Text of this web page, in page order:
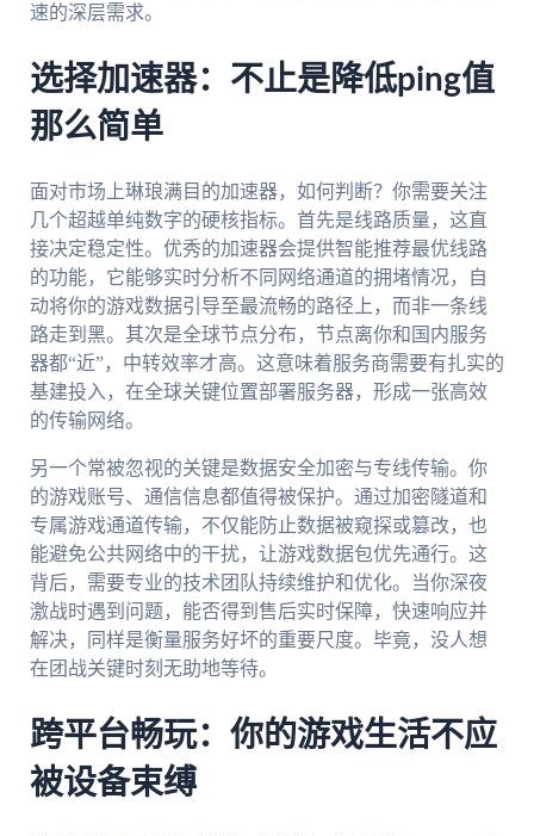
速的深层需求。
选择加速器：不止是降低ping值
那么简单
面对市场上琳琅满目的加速器，如何判断？你需要关注
几个超越单纯数字的硬核指标。首先是线路质量，这直
接决定稳定性。优秀的加速器会提供智能推荐最优线路
的功能，它能够实时分析不同网络通道的拥堵情况，自
动将你的游戏数据引导至最流畅的路径上，而非一条线
路走到黑。其次是全球节点分布，节点离你和国内服务
器都“近”，中转效率才高。这意味着服务商需要有扎实的
基建投入，在全球关键位置部署服务器，形成一张高效
的传输网络。
另一个常被忽视的关键是数据安全加密与专线传输。你
的游戏账号、通信信息都值得被保护。通过加密隧道和
专属游戏通道传输，不仅能防止数据被窥探或篡改，也
能避免公共网络中的干扰，让游戏数据包优先通行。这
背后，需要专业的技术团队持续维护和优化。当你深夜
激战时遇到问题，能否得到售后实时保障，快速响应并
解决，同样是衡量服务好坏的重要尺度。毕竟，没人想
在团战关键时刻无助地等待。
跨平台畅玩：你的游戏生活不应
被设备束缚